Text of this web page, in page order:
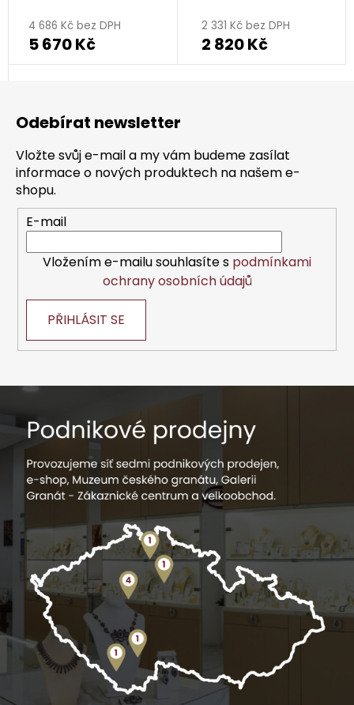
4 686 Kč bez DPH
5 670 Kč
2 331 Kč bez DPH
2 820 Kč
Odebírat newsletter
Vložte svůj e-mail a my vám budeme zasílat
informace o nových produktech na našem e-
shopu.
E-mail
Vložením e-mailu souhlasíte s podmínkami
ochrany osobních údajů
PŘIHLÁSIT SE